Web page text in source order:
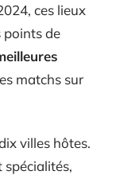
ces lieux
points de
matchs sur
villes hôtes.
spécialités,